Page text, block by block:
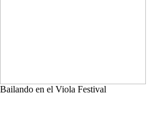
Bailando en el Viola Festival